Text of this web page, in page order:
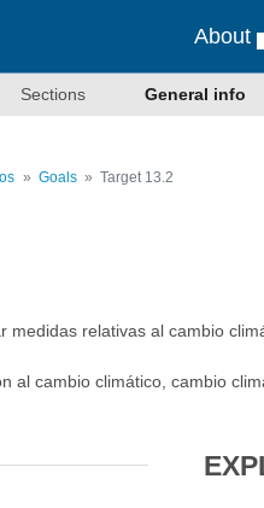
About
Sections General info
Goals Target 13.2
medidas relativas al cambio
al cambio climático, cambio